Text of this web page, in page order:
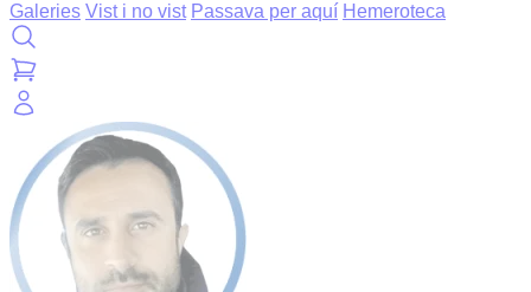
Galeries Vist i no vist Passava per aquí Hemeroteca